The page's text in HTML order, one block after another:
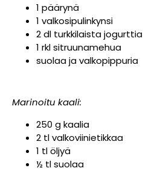
1 päärynä
1 valkosipulinkynsi
2 dl turkkilaista jogurttia
1 rkl sitruunamehua
suolaa ja valkopippuria
Marinoitu kaali:
250 g kaalia
2 tl valkoviinietikkaa
1 tl öljyä
½ tl suolaa